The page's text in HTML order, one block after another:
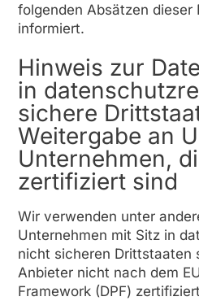
folgenden Absätzen dieser
informiert.
Hinweis zur
in
sichere
Weitergabe an
Unternehmen,
zertifiziert sind
Wir verwenden unter
Unternehmen mit Sitz in
nicht sicheren Drittstaaten
Anbieter nicht nach dem
Framework (DPF)